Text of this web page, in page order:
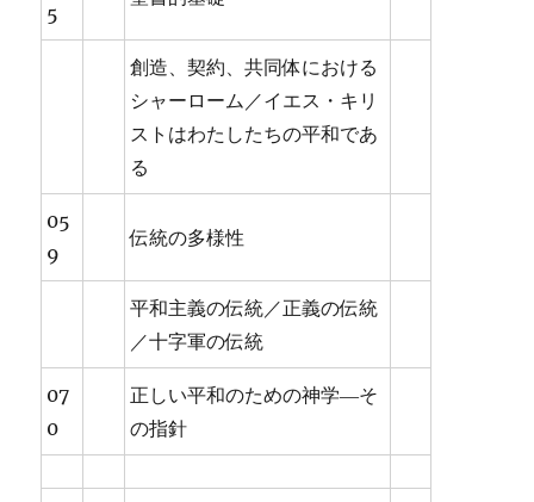
5
創造、契約、共同体における
シャーローム／イエス・キリ
ストはわたしたちの平和であ
る
05
9
伝統の多様性
平和主義の伝統／正義の伝統
／十字軍の伝統
07
0
正しい平和のための神学―そ
の指針